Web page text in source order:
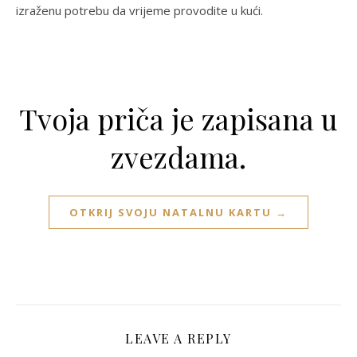
izraženu potrebu da vrijeme provodite u kući.
Tvoja priča je zapisana u
zvezdama.
OTKRIJ SVOJU NATALNU KARTU →
LEAVE A REPLY